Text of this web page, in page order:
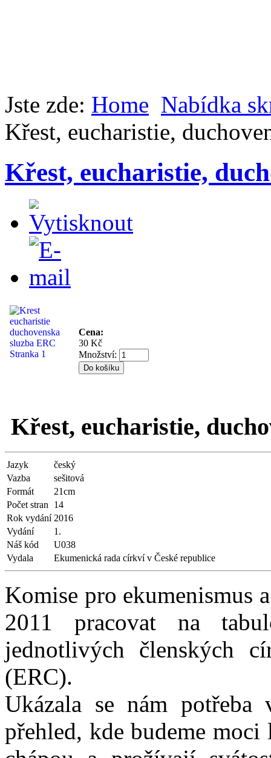
Jste zde: Home Nabídka
Křest, eucharistie,
Křest, eucharistie,
Cena:
30 Kč
Množství:
Křest, eucharistie,
Jazyk
český
Vazba
sešitová
Formát
21cm
Počet stran
14
Rok vydání 2016
Vydání
1.
Náš kód
U038
Vydala
Ekumenická rada církví v České republice
Komise pro ekumenismus
2011 pracovat na
jednotlivých členských
(ERC).
Ukázala se nám potřeba
přehled, kde budeme